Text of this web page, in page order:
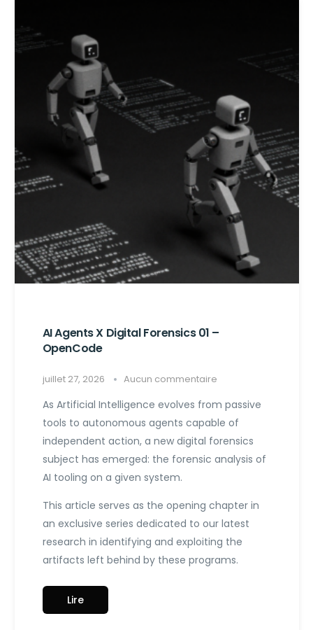
AI Agents X Digital Forensics 01 –
OpenCode
juillet 27, 2026 Aucun commentaire
As Artificial Intelligence evolves from passive
tools to autonomous agents capable of
independent action, a new digital forensics
subject has emerged: the forensic analysis of
AI tooling on a given system.
This article serves as the opening chapter in
an exclusive series dedicated to our latest
research in identifying and exploiting the
artifacts left behind by these programs.
Lire